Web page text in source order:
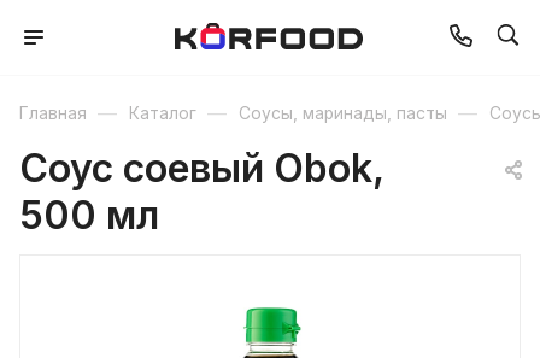
Главная — Каталог — Соусы, маринады, пасты —
Соус соевый Obok,
500 мл